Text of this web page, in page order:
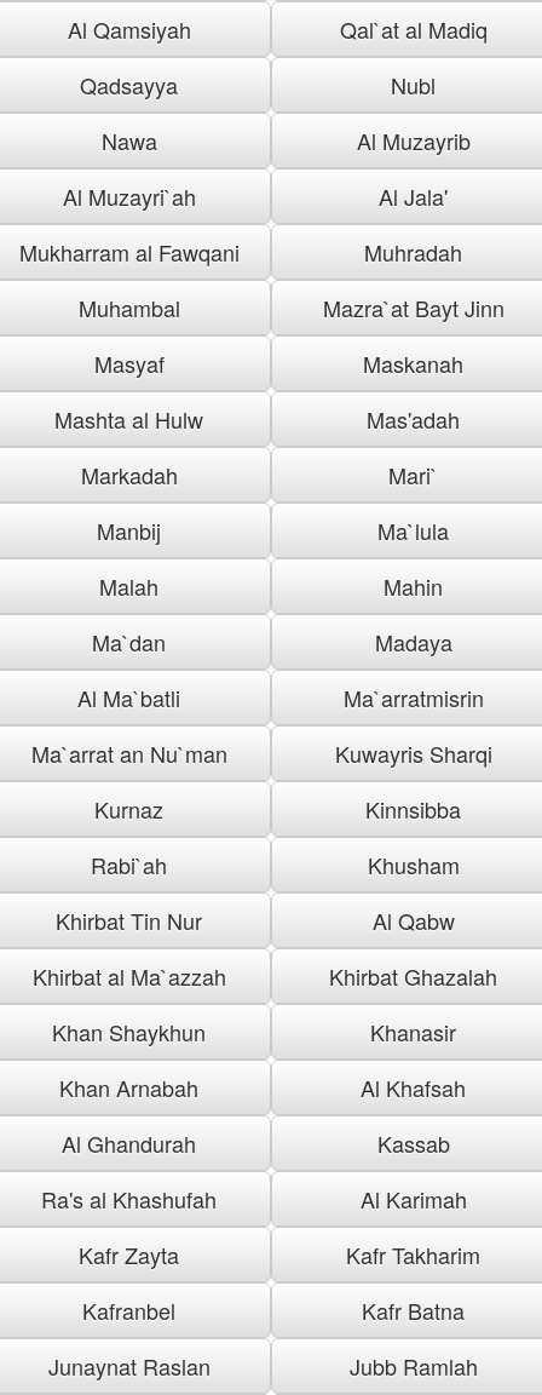
Al Qamsiyah
Qal`at al Madiq
Qadsayya
Nubl
Nawa
Al Muzayrib
Al Muzayri`ah
Al Jala'
Mukharram al Fawqani
Muhradah
Muhambal
Mazra`at Bayt Jinn
Masyaf
Maskanah
Mashta al Hulw
Mas'adah
Markadah
Mari`
Manbij
Ma`lula
Malah
Mahin
Ma`dan
Madaya
Al Ma`batli
Ma`arratmisrin
Ma`arrat an Nu`man
Kuwayris Sharqi
Kurnaz
Kinnsibba
Rabi`ah
Khusham
Khirbat Tin Nur
Al Qabw
Khirbat al Ma`azzah
Khirbat Ghazalah
Khan Shaykhun
Khanasir
Khan Arnabah
Al Khafsah
Al Ghandurah
Kassab
Ra's al Khashufah
Al Karimah
Kafr Zayta
Kafr Takharim
Kafranbel
Kafr Batna
Junaynat Raslan
Jubb Ramlah